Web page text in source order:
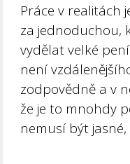
Práce v realitách
za jednoduchou,
vydělat velké
není
zodpovědně a v
že je to mnohdy
nemusí být